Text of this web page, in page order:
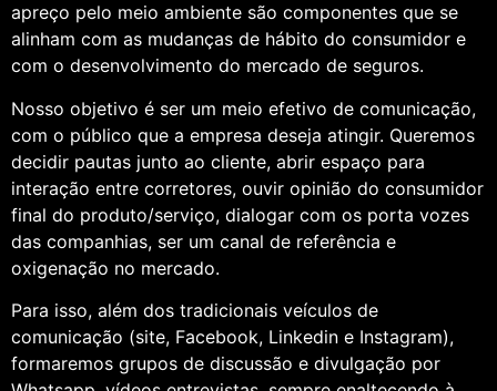
apreço pelo meio ambiente são componentes que se
alinham com as mudanças de hábito do consumidor e
com o desenvolvimento do mercado de seguros.
Nosso objetivo é ser um meio efetivo de comunicação,
com o público que a empresa deseja atingir. Queremos
decidir pautas junto ao cliente, abrir espaço para
interação entre corretores, ouvir opinião do consumidor
final do produto/serviço, dialogar com os porta vozes
das companhias, ser um canal de referência e
oxigenação no mercado.
Para isso, além dos tradicionais veículos de
comunicação (site, Facebook, Linkedin e Instagram),
formaremos grupos de discussão e divulgação por